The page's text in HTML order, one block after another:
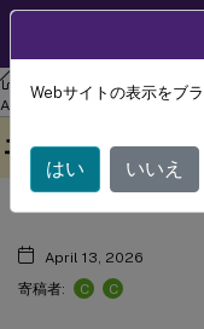
リナックス バーチャル
Agent 2402 LTSR
翻訳されています。
クライアン
ェイスの同期
April 13, 2026
寄稿者:
C C
Webサイトの表示をブ
はい いいえ